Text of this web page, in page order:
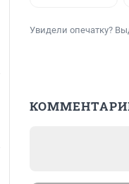
Увидели опечатку?